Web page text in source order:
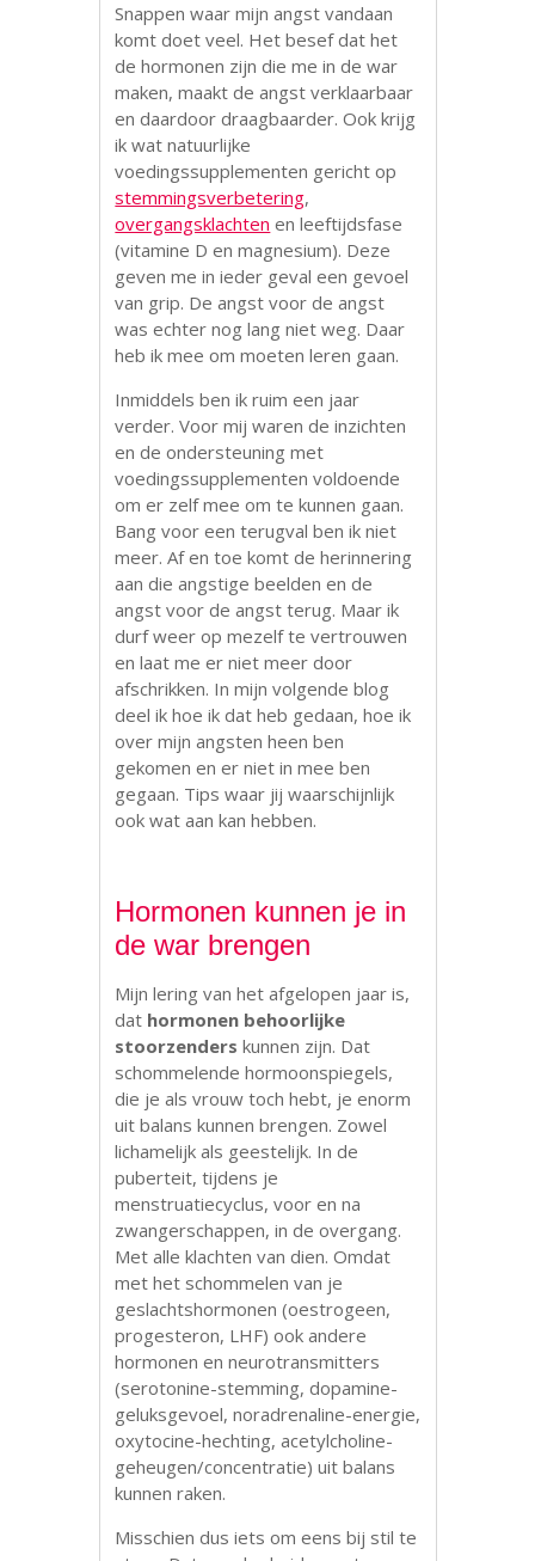
Snappen waar mijn angst vandaan
komt doet veel. Het besef dat het
de hormonen zijn die me in de war
maken, maakt de angst verklaarbaar
en daardoor draagbaarder. Ook krijg
ik wat natuurlijke
voedingssupplementen gericht op
stemmingsverbetering,
overgangsklachten en leeftijdsfase
(vitamine D en magnesium). Deze
geven me in ieder geval een gevoel
van grip. De angst voor de angst
was echter nog lang niet weg. Daar
heb ik mee om moeten leren gaan.
Inmiddels ben ik ruim een jaar
verder. Voor mij waren de inzichten
en de ondersteuning met
voedingssupplementen voldoende
om er zelf mee om te kunnen gaan.
Bang voor een terugval ben ik niet
meer. Af en toe komt de herinnering
aan die angstige beelden en de
angst voor de angst terug. Maar ik
durf weer op mezelf te vertrouwen
en laat me er niet meer door
afschrikken. In mijn volgende blog
deel ik hoe ik dat heb gedaan, hoe ik
over mijn angsten heen ben
gekomen en er niet in mee ben
gegaan. Tips waar jij waarschijnlijk
ook wat aan kan hebben.
Hormonen kunnen je in
de war brengen
Mijn lering van het afgelopen jaar is,
dat hormonen behoorlijke
stoorzenders kunnen zijn. Dat
schommelende hormoonspiegels,
die je als vrouw toch hebt, je enorm
uit balans kunnen brengen. Zowel
lichamelijk als geestelijk. In de
puberteit, tijdens je
menstruatiecyclus, voor en na
zwangerschappen, in de overgang.
Met alle klachten van dien. Omdat
met het schommelen van je
geslachtshormonen (oestrogeen,
progesteron, LHF) ook andere
hormonen en neurotransmitters
(serotonine-stemming, dopamine-
geluksgevoel, noradrenaline-energie,
oxytocine-hechting, acetylcholine-
geheugen/concentratie) uit balans
kunnen raken.
Misschien dus iets om eens bij stil te